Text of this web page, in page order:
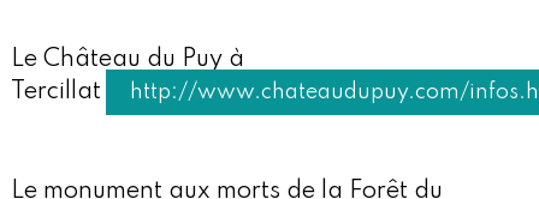
Le Château du Puy à
Tercillat
http://www.chateaudupuy.com/
Le monument aux morts de la Forêt du